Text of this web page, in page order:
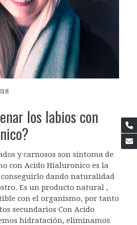
los labios con
y carnosos son síntoma de
con Acido Hialuronico es la
dando naturalidad
Es un producto natural ,
con el organismo, por tanto
secundarios Con Acido
hidratación, eliminamos